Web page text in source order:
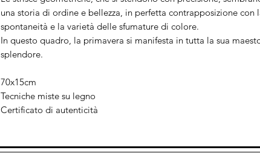
una storia di ordine e bellezza, in perfetta contrapposizione con
spontaneità e la varietà delle sfumature di colore.
In questo quadro, la primavera si manifesta in tutta la sua
splendore.
70x15cm
Tecniche miste su legno
Certificato di autenticità